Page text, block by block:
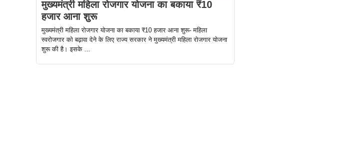
मुख्यमंत्री महिला रोजगार योजना का बकाया ₹10
हजार आना शुरू
मुख्यमंत्री महिला रोजगार योजना का बकाया ₹10 हजार आना शुरू- महिला
स्वरोजगार को बढ़ावा देने के लिए राज्य सरकार ने मुख्यमंत्री महिला रोजगार योजना
शुरू की है। इसके ...